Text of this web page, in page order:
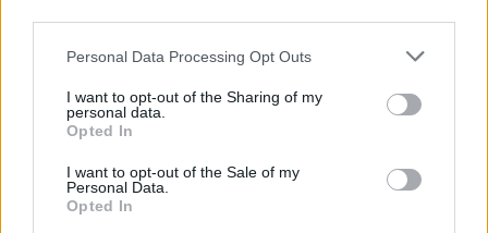
Please note that this website/app uses one or more Google
not limited to your visit or usage behaviour. You may click to
grant or deny consent to Google and its third-party tags to
use your data for below specified purposes in below Google
consent section.
Personal Data Processing Opt Outs
I want to opt-out of the Sharing of my
personal data.
Opted In
I want to opt-out of the Sale of my
Personal Data.
Opted In
középpontjába azonban ezúttal a brit pilóta
önmagában is felkavarta a sajtót, a leintés utáni
reflektorfényt a friss sztárpárra.